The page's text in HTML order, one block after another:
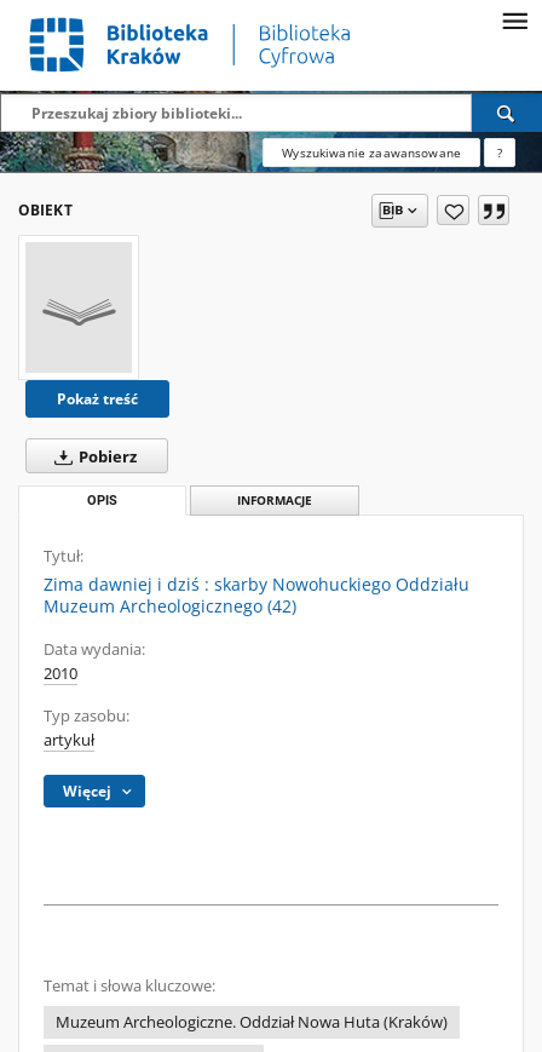
Wyszukiwanie zaawansowane ?
OBIEKT
Pokaż treść
Pobierz
OPIS INFORMACJE
Tytuł:
Zima dawniej i dziś : skarby Nowohuckiego Oddziału
Muzeum Archeologicznego (42)
Data wydania:
2010
Typ zasobu:
artykuł
Więcej
Temat i słowa kluczowe:
Muzeum Archeologiczne. Oddział Nowa Huta (Kraków)